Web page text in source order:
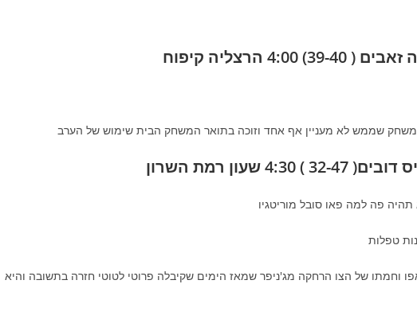
שממש לא מעניין אף אחד וזוכה בתואר המשחק הבית שימוש של הערב
פה למה פאו סובל מוריטגיו
טפלות
וחמתו של הצו הרחקה מג'ניפר שמאז הימים שקיבלה פרוטי לטוטי חזרה בתשובה והיא